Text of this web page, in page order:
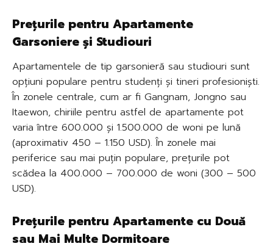
Prețurile pentru Apartamente
Garsoniere și Studiouri
Apartamentele de tip garsonieră sau studiouri sunt
opțiuni populare pentru studenți și tineri profesioniști.
În zonele centrale, cum ar fi Gangnam, Jongno sau
Itaewon, chiriile pentru astfel de apartamente pot
varia între 600.000 și 1.500.000 de woni pe lună
(aproximativ 450 – 1.150 USD). În zonele mai
periferice sau mai puțin populare, prețurile pot
scădea la 400.000 – 700.000 de woni (300 – 500
USD).
Prețurile pentru Apartamente cu Două
sau Mai Multe Dormitoare